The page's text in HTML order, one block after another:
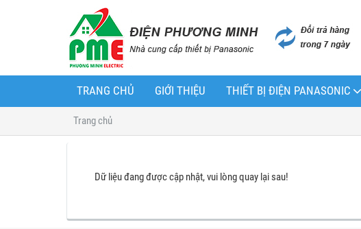
TRANG CHỦ GIỚI THIỆU THIẾT BỊ ĐIỆN PANASONIC
Trang chủ
Dữ liệu đang được cập nhật, vui lòng quay lại sau!